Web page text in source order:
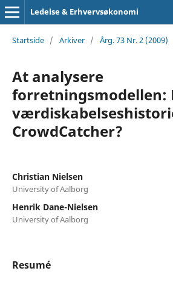
Ledelse & Erhvervsøkonomi
Startside / Arkiver / Årg. 73 Nr. 2 (2009)
At analysere
forretningsmodellen:
CrowdCatcher?
Christian Nielsen
University of Aalborg
Henrik Dane-Nielsen
University of Aalborg
Resumé